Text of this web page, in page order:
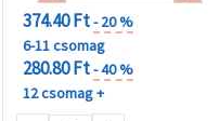
374.40 Ft- 20 %
6-11 csomag
280.80 Ft- 40 %
12 csomag +